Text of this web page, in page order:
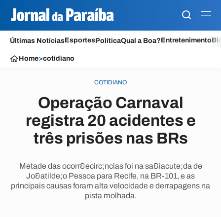
Últimas NotíciasEsportesPolíticaQual a Boa?Entretenimento
Home>cotidiano
COTIDIANO
Operação Carnaval
registra 20 acidentes e
três prisões nas BRs
Metade das ocorr&ecirc;ncias foi na sa&iacute;da de
Jo&atilde;o Pessoa para Recife, na BR-101, e as
principais causas foram alta velocidade e derrapagens na
pista molhada.